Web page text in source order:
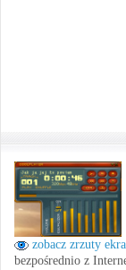
zobacz zrzuty
bezpośrednio z